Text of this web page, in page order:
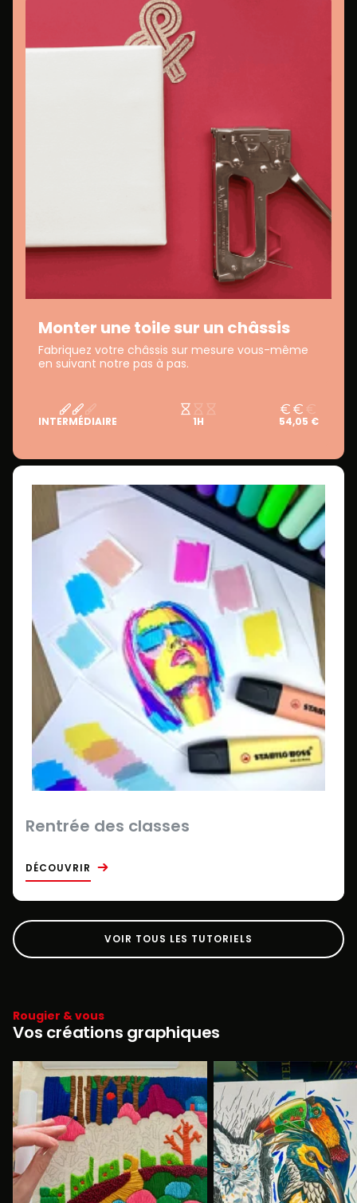
Monter une toile sur un châssis
Fabriquez votre châssis sur mesure vous-même
en suivant notre pas à pas.
INTERMÉDIAIRE 1H 54,05 €
Rentrée des classes
DÉCOUVRIR
VOIR TOUS LES TUTORIELS
Rougier & vous
Vos créations graphiques